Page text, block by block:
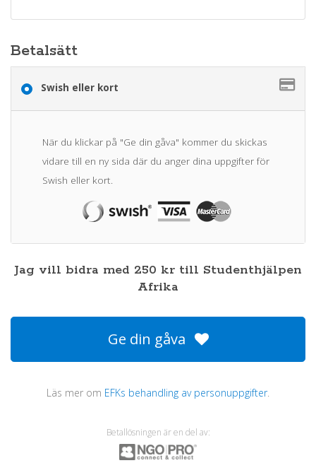
Betalsätt
Swish eller kort
När du klickar på "Ge din gåva" kommer du skickas
vidare till en ny sida där du anger dina uppgifter för
Swish eller kort.
Jag vill bidra med 250 kr till Studenthjälpen
Afrika
Ge din gåva
Läs mer om EFKs behandling av personuppgifter.
Betallösningen är en del av: